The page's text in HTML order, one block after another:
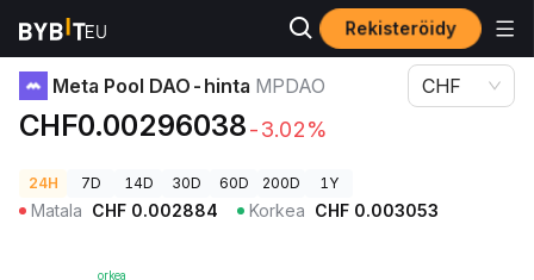
Rekisteröidy
Kryptohinnat Meta Pool DAO-hinta MPDAO
Meta Pool DAO-hinta MPDAO
CHF0.00296038-3.02%
CHF
24H 7D 14D 30D 60D 200D 1Y
Matala CHF 0.002884 Korkea CHF 0.003053